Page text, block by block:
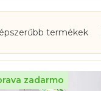
termékek